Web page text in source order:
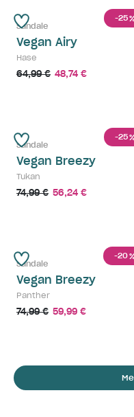
-25
Sandale
Vegan Airy
Hase
64,99 € 48,74 €
-25
Sandale
Vegan Breezy
Tukan
74,99 € 56,24 €
-20
Sandale
Vegan Breezy
Panther
74,99 € 59,99 €